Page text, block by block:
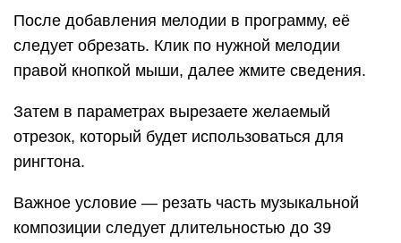
После добавления мелодии в программу, её
следует обрезать. Клик по нужной мелодии
правой кнопкой мыши, далее жмите сведения.
Затем в параметрах вырезаете желаемый
отрезок, который будет использоваться для
рингтона.
Важное условие — резать часть музыкальной
композиции следует длительностью до 39